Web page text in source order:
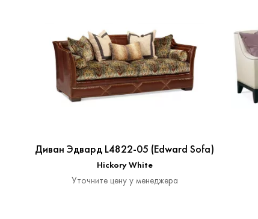
Диван Эдвард L4822-05 (Edward Sofa)
Hickory White
Уточните цену у менеджера